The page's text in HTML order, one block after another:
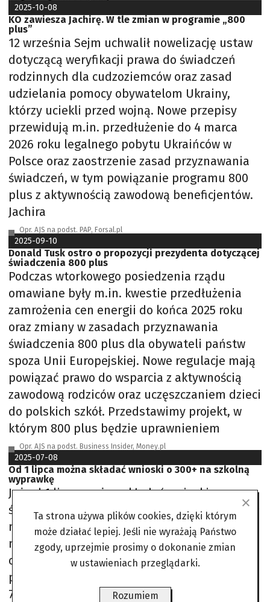
2025-10-08
KO zawiesza Jachirę. W tle zmian w programie „800
plus”
12 września Sejm uchwalił nowelizację ustaw
dotyczącą weryfikacji prawa do świadczeń
rodzinnych dla cudzoziemców oraz zasad
udzielania pomocy obywatelom Ukrainy,
którzy uciekli przed wojną. Nowe przepisy
przewidują m.in. przedłużenie do 4 marca
2026 roku legalnego pobytu Ukraińców w
Polsce oraz zaostrzenie zasad przyznawania
świadczeń, w tym powiązanie programu 800
plus z aktywnością zawodową beneficjentów.
Jachira
Opr. AJS na podst. PAP, Forsal.pl
2025-09-10
Donald Tusk ostro o propozycji prezydenta dotyczącej
świadczenia 800 plus
Podczas wtorkowego posiedzenia rządu
omawiane były m.in. kwestie przedłużenia
zamrożenia cen energii do końca 2025 roku
oraz zmiany w zasadach przyznawania
świadczenia 800 plus dla obywateli państw
spoza Unii Europejskiej. Nowe regulacje mają
powiązać prawo do wsparcia z aktywnością
zawodową rodziców oraz uczęszczaniem dzieci
do polskich szkół. Przedstawimy projekt, w
którym 800 plus będzie uprawnieniem
Opr. AJS na podst. Business Insider, Money.pl
2025-07-08
Od 1 lipca można składać wnioski o 300+ na szkolną
wyprawkę
Już od 1 lipca można składać wnioski o
świadczenie z programu Dobry Start. To 300 zł
na zakup wyprawki szkolnej. Należy podać
numer rachunku bankowego, adres e-mail
oraz numer telefonu. Pieniądze te
przysługują dzieciom i młodzieży w wieku od
7 do 20 lub 24 lat, jeśli mają orzeczoną
Ta strona używa plików cookies, dzięki którym
może działać lepiej. Jeśli nie wyrażają Państwo
zgody, uprzejmie prosimy o dokonanie zmian
w ustawieniach przeglądarki.
Rozumiem